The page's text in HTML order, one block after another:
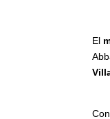
El